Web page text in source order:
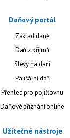
Daňový portál
Základ daně
Daň z příjmů
Slevy na dani
Paušální daň
Přehled pro pojišťovnu
Daňové přiznání online
Užitečné nástroje